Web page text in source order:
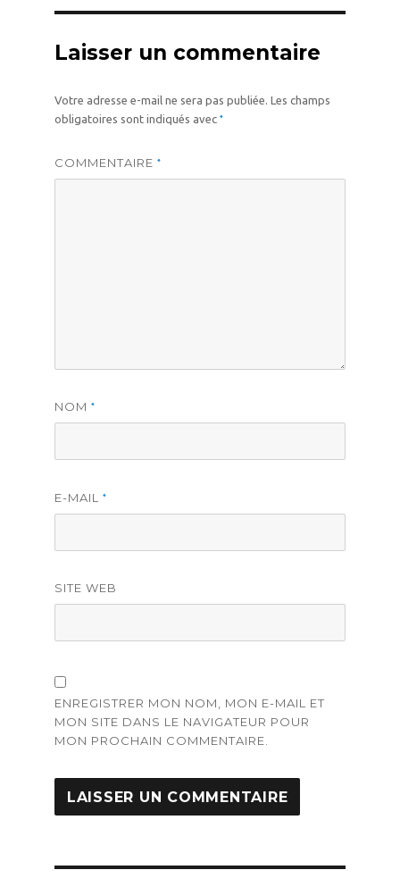
Laisser un commentaire
Votre adresse e-mail ne sera pas publiée. Les champs
obligatoires sont indiqués avec *
COMMENTAIRE *
NOM *
E-MAIL *
SITE WEB
ENREGISTRER MON NOM, MON E-MAIL ET
MON SITE DANS LE NAVIGATEUR POUR
MON PROCHAIN COMMENTAIRE.